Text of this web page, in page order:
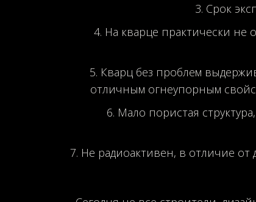
Срок
На кварце практически не
Кварц без проблем
отличным огнеупорным
Мало пористая
Не радиоактивен, в отличие от